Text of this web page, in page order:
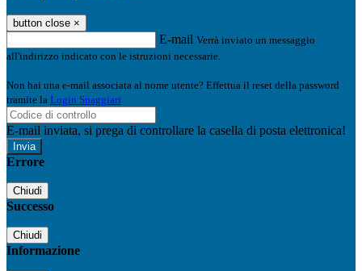
button close ×
E-mail Verrà inviato un messaggio
all'indirizzo indicato con le istruzioni necessarie.
Non hai una e-mail associata al nome utente? Effettua il reset della password
tramite la Login Spaggiari
E-mail inviata, si prega di controllare la casella di posta elettronica!
Errore
Chiudi
Successo
Chiudi
Informazione